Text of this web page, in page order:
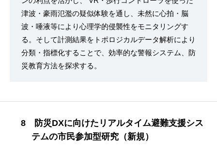
津波・豪雨氾濫の疑似体験を通し、未然に心拍・脳
波・唾液等により心理学的侵襲性をモニタリングす
る。そして計測結果をトポロジカルデータ解析により
分類・指標化することで、効率的な警報システム、防
災教育方法を探求する。
8 防災DXに向けたリアルタイム避難支援シス
テムの市民参加型研究（新規）